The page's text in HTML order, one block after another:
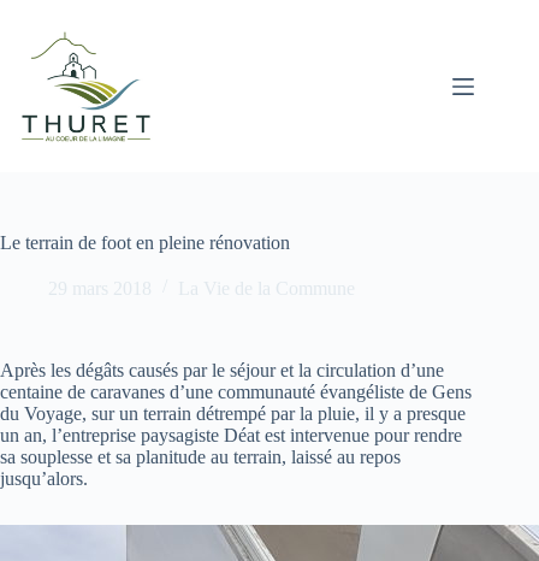
contenu
Le terrain de foot en pleine rénovation
29 mars 2018 La Vie de la Commune
Après les dégâts causés par le séjour et la circulation d’une
centaine de caravanes d’une communauté évangéliste de Gens
du Voyage, sur un terrain détrempé par la pluie, il y a presque
un an, l’entreprise paysagiste Déat est intervenue pour rendre
sa souplesse et sa planitude au terrain, laissé au repos
jusqu’alors.